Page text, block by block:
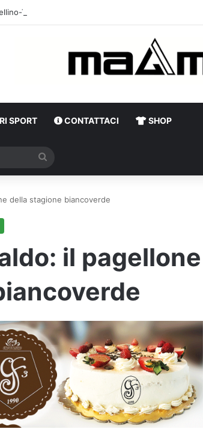
Torino, il focus sulla formazione granata
SPORT CONTATTACI SHOP
della stagione biancoverde
il pagellone